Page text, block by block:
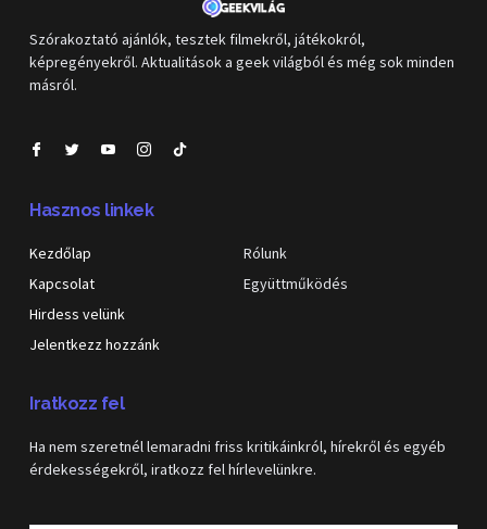
Szórakoztató ajánlók, tesztek filmekről, játékokról,
képregényekről. Aktualitások a geek világból és még sok minden
másról.
Hasznos linkek
Kezdőlap
Kapcsolat
Hirdess velünk
Jelentkezz hozzánk
Rólunk
Együttműködés
Iratkozz fel
Ha nem szeretnél lemaradni friss kritikáinkról, hírekről és egyéb
érdekességekről, iratkozz fel hírlevelünkre.